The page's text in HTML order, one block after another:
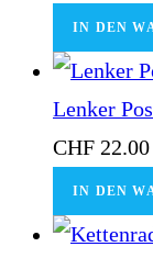
IN DEN
Lenker
CHF 22.00
IN DEN